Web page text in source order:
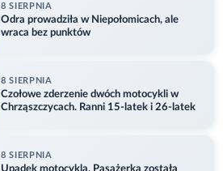
8 SIERPNIA
Odra prowadziła w Niepołomicach, ale
wraca bez punktów
8 SIERPNIA
Czołowe zderzenie dwóch motocykli w
Chrząszczycach. Ranni 15-latek i 26-latek
8 SIERPNIA
Upadek motocykla. Pasażerka została